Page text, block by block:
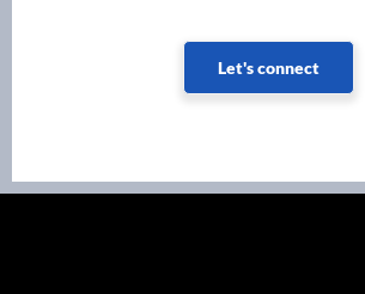
Let's connect